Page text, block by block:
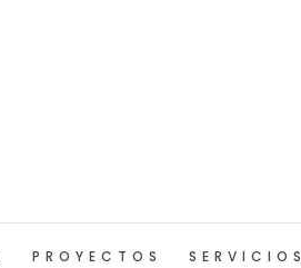
PROYECTOS SERVICIOS